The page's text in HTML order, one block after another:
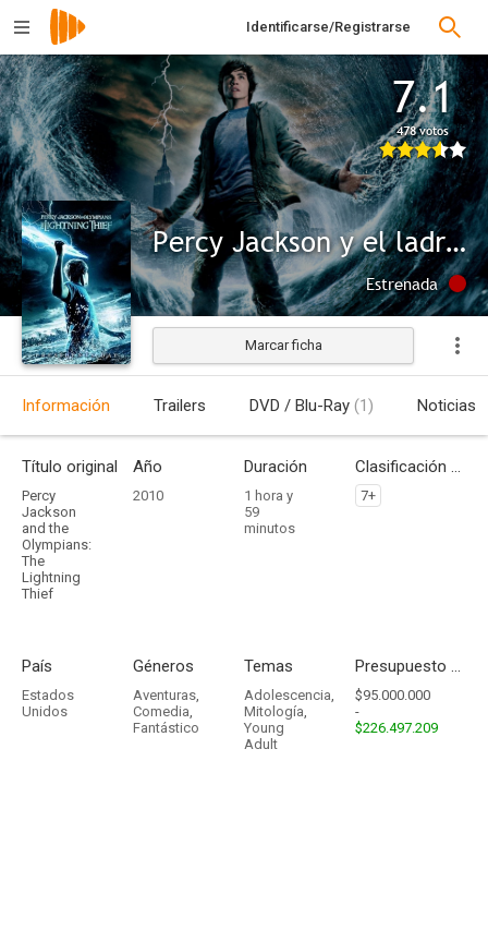
Identificarse/Registrarse
7.1
478 votos
Percy Jackson y el ladrón del rayo
Estrenada
Marcar ficha
Información Trailers DVD / Blu-Ray (1) Noticias
Título original
Percy
Jackson
and the
Olympians:
The
Lightning
Thief
Año
2010
Duración
1 hora y
59
minutos
Clasificación por edades
7+
País
Estados
Unidos
Géneros
Aventuras,
Comedia,
Fantástico
Temas
Adolescencia,
Mitología,
Young
Adult
Presupuesto - Ingresos
$95.000.000
-
$226.497.209